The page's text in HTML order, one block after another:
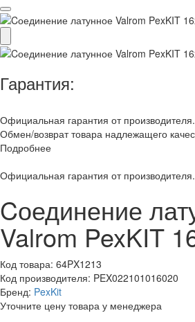
Гарантия:
Официальная гарантия от производителя.
Обмен/возврат товара надлежащего
Подробнее
Официальная гарантия от производителя.
Cоединение
Valrom PexKIT
Код товара: 64PX1213
Код производителя: PEX022101016020
Бренд: PexKit
Уточните цену товара у менеджера